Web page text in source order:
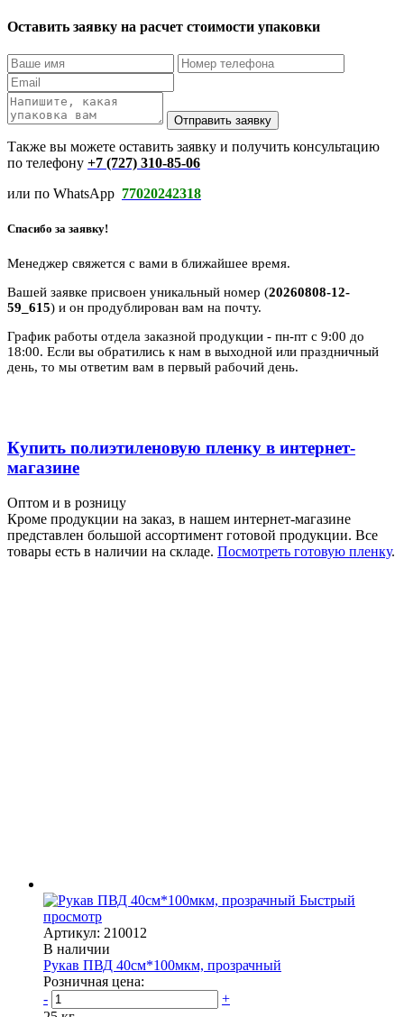
Оставить заявку на расчет стоимости упаковки
Отправить заявку
Также вы можете оставить заявку и получить консультацию
по телефону +7 (727) 310-85-06
или по WhatsApp 77020242318
Спасибо за заявку!
Менеджер свяжется с вами в ближайшее время.
Вашей заявке присвоен уникальный номер (20260808-12-
59_615) и он продублирован вам на почту.
График работы отдела заказной продукции - пн-пт с 9:00 до
18:00. Если вы обратились к нам в выходной или праздничный
день, то мы ответим вам в первый рабочий день.
Купить полиэтиленовую пленку в интернет-
магазине
Оптом и в розницу
Кроме продукции на заказ, в нашем интернет-магазине
представлен большой ассортимент готовой продукции. Все
товары есть в наличии на складе. Посмотреть готовую пленку.
Быстрый
просмотр
Артикул: 210012
В наличии
Рукав ПВД 40см*100мкм, прозрачный
Розничная цена:
-
+